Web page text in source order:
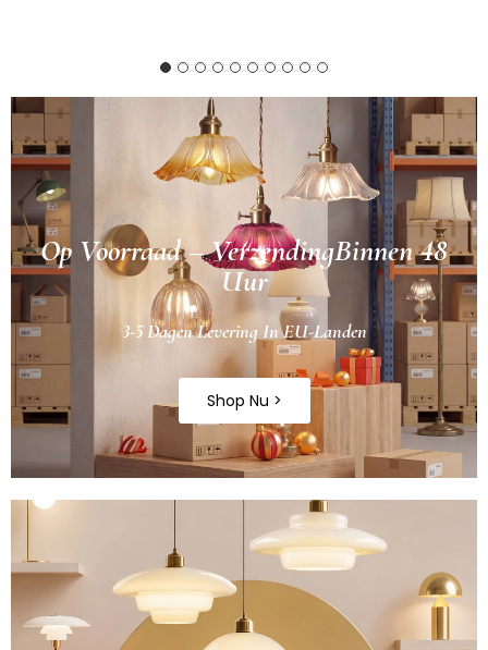
Op Voorraad – VerzendingBinnen 48
Uur
3-5 Dagen Levering In EU-Landen
Shop Nu >